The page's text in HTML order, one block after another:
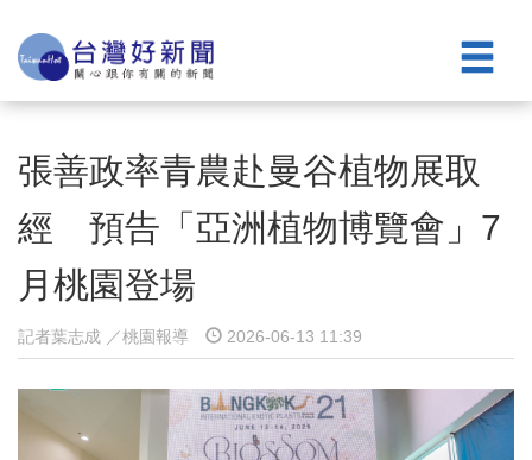
張善政率青農赴曼谷植物展取
經 預告「亞洲植物博覽會」7
月桃園登場
記者葉志成 ／桃園報導 2026-06-13 11:39